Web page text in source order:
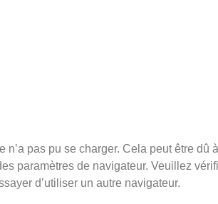
n’a pas pu se charger. Cela peut être dû
paramètres de navigateur. Veuillez
d’utiliser un autre navigateur.